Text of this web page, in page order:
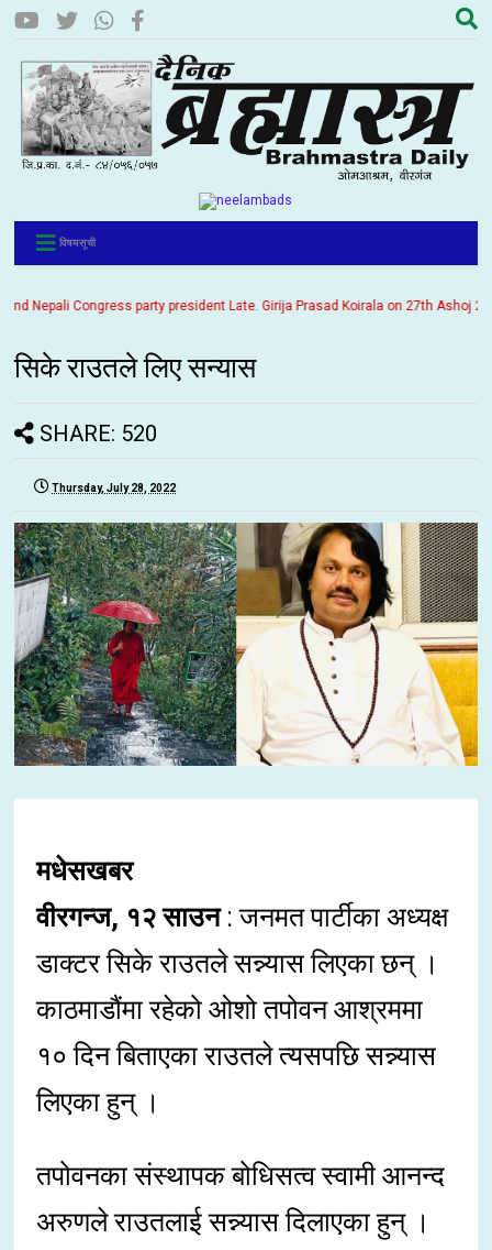
विषयसूची
Congress party president Late. Girija Prasad Koirala on 27th Ashoj
सिके राउतले लिए सन्यास
SHARE: 520
Thursday, July 28, 2022
मधेसखबर
वीरगन्ज, १२ साउन: जनमत पार्टीका अध्यक्ष
डाक्टर सिके राउतले सन्न्यास लिएका छन् ।
काठमाडौंमा रहेको ओशो तपोवन आश्रममा
१० दिन बिताएका राउतले त्यसपछि सन्न्यास
लिएका हुन् ।
तपोवनका संस्थापक बोधिसत्व स्वामी आनन्द
अरुणले राउतलाई सन्न्यास दिलाएका हुन् ।